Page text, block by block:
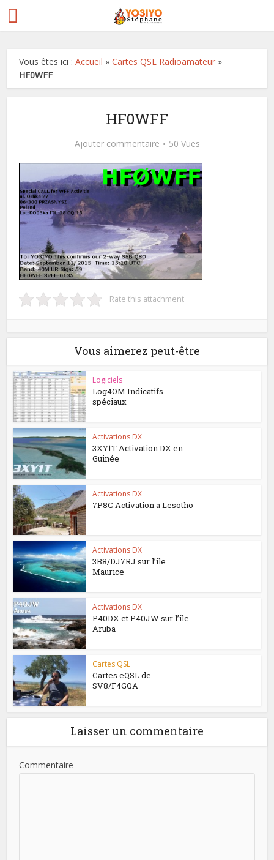
Vous êtes ici :Accueil »Cartes QSL Radioamateur »
HF0WFF
HF0WFF
Ajouter commentaire 50 Vues
Rate this attachment
Vous aimerez peut-être
Logiciels
Log4OM Indicatifs
spéciaux
Activations DX
3XY1T Activation DX en
Guinée
Activations DX
7P8C Activation a Lesotho
Activations DX
3B8/DJ7RJ sur l’île
Maurice
Activations DX
P40DX et P40JW sur l’île
Aruba
Cartes QSL
Cartes eQSL de
SV8/F4GQA
Laisser un commentaire
Commentaire